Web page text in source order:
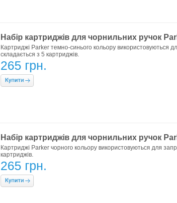
Набір картриджів для чорнильних ручок
Картриджі Parker темно-синього кольору використовуються
складається з 5 картриджів.
265 грн.
Набір картриджів для чорнильних ручок
Картриджі Parker чорного кольору використовуються для
картриджів.
265 грн.